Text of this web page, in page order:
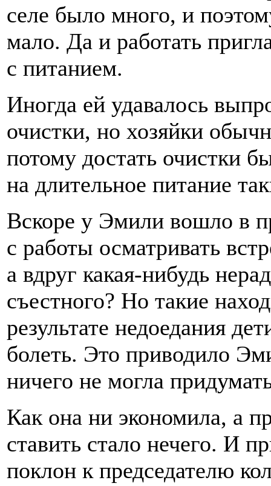
селе было много, и
мало. Да и работать
с питанием.
Иногда ей удавалось
очистки, но хозяйки
потому достать очистки
на длительное питание
Вскоре у Эмили вошло в
с работы осматривать
а вдруг какая-нибудь
съестного? Но такие
результате недоедания
болеть. Это приводило
ничего не могла
Как она ни экономила, а
ставить стало нечего. И
поклон к председателю